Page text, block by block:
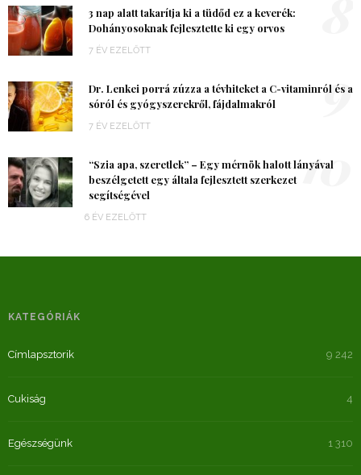
3 nap alatt takarítja ki a tüdőd ez a keverék:
Dohányosoknak fejlesztette ki egy orvos
7 ÉV EZELŐTT
Dr. Lenkei porrá zúzza a tévhiteket a C-vitaminról és a
sóról és gyógyszerekről, fájdalmakról
7 ÉV EZELŐTT
9
“Szia apa, szeretlek” – Egy mérnök halott lányával
beszélgetett egy általa fejlesztett szerkezet
segítségével
6 ÉV EZELŐTT
10
KATEGÓRIÁK
Címlapsztorik 9 242
Cukiság 4
Egészségünk 1 310